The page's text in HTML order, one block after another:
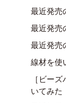
最近発売
最近発売
最近発売
線材を使
［ビー
いてみた